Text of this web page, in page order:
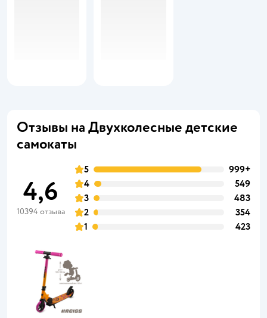
Отзывы на Двухколесные детские
самокаты
4,6
10394 отзыва
5
999+
4
549
3
483
2
354
1
423